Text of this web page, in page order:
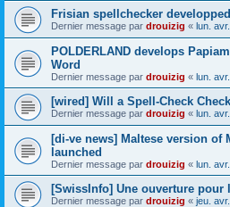
Frisian spellchecker
Dernier message par drouizig « lun.
POLDERLAND develops
Word
Dernier message par drouizig « lun.
[wired] Will a Spell-Check
Dernier message par drouizig « lun.
[di-ve news] Maltese version of
launched
Dernier message par drouizig « lun.
[SwissInfo] Une ouverture pour
Dernier message par drouizig « jeu.